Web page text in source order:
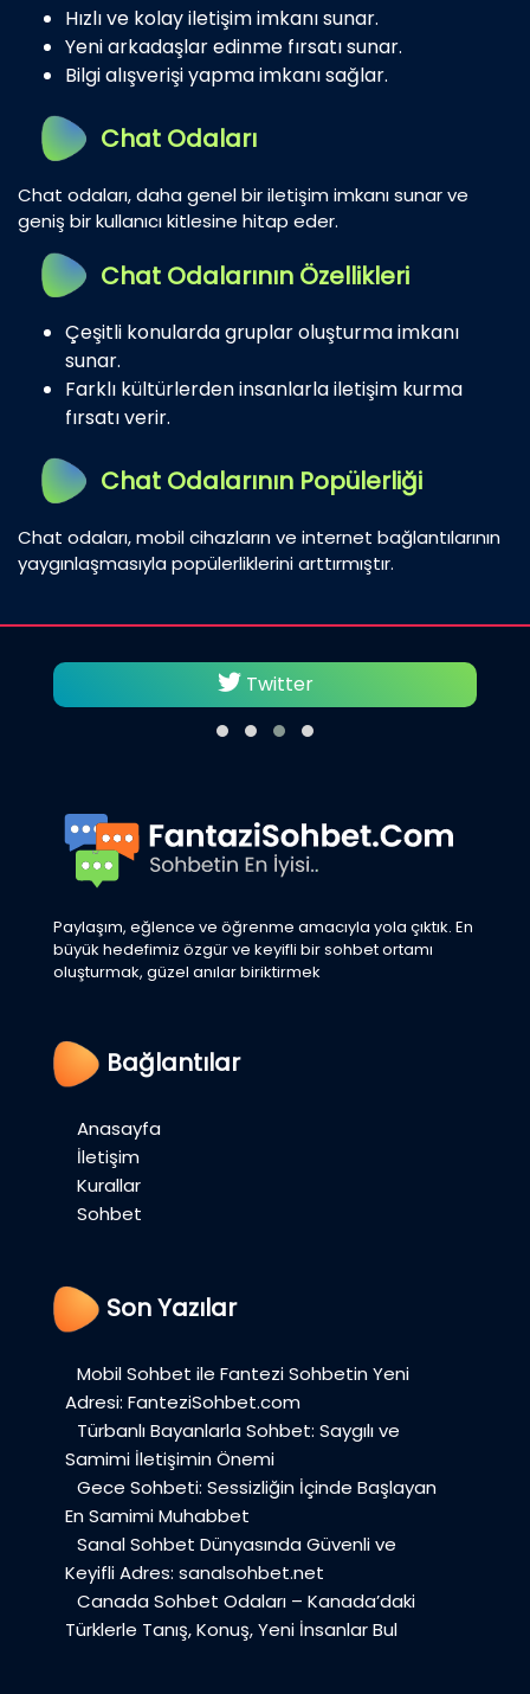
Hızlı ve kolay iletişim imkanı sunar.
Yeni arkadaşlar edinme fırsatı sunar.
Bilgi alışverişi yapma imkanı sağlar.
Chat Odaları
Chat odaları, daha genel bir iletişim imkanı sunar ve
geniş bir kullanıcı kitlesine hitap eder.
Chat Odalarının Özellikleri
Çeşitli konularda gruplar oluşturma imkanı
sunar.
Farklı kültürlerden insanlarla iletişim kurma
fırsatı verir.
Chat Odalarının Popülerliği
Chat odaları, mobil cihazların ve internet bağlantılarının
yaygınlaşmasıyla popülerliklerini arttırmıştır.
Twitter
Paylaşım, eğlence ve öğrenme amacıyla yola çıktık. En
büyük hedefimiz özgür ve keyifli bir sohbet ortamı
oluşturmak, güzel anılar biriktirmek
Bağlantılar
Anasayfa
İletişim
Kurallar
Sohbet
Son Yazılar
Mobil Sohbet ile Fantezi Sohbetin Yeni
Adresi: FanteziSohbet.com
Türbanlı Bayanlarla Sohbet: Saygılı ve
Samimi İletişimin Önemi
Gece Sohbeti: Sessizliğin İçinde Başlayan
En Samimi Muhabbet
Sanal Sohbet Dünyasında Güvenli ve
Keyifli Adres: sanalsohbet.net
Canada Sohbet Odaları – Kanada’daki
Türklerle Tanış, Konuş, Yeni İnsanlar Bul